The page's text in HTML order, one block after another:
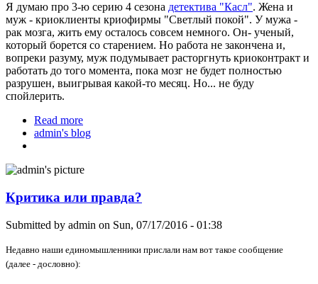
Я думаю про 3-ю серию 4 сезона детектива "Касл". Жена и
муж - криоклиенты криофирмы "Светлый покой". У мужа -
рак мозга, жить ему осталось совсем немного. Он- ученый,
который борется со старением. Но работа не закончена и,
вопреки разуму, муж подумывает расторгнуть криоконтракт и
работать до того момента, пока мозг не будет полностью
разрушен, выигрывая какой-то месяц. Но... не буду
спойлерить.
Read more
admin's blog
Критика или правда?
Submitted by admin on Sun, 07/17/2016 - 01:38
Недавно наши единомышленники прислали нам вот такое сообщение
(далее - дословно):